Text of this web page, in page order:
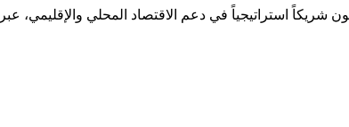
استراتيجياً في دعم الاقتصاد المحلي والإقليمي،